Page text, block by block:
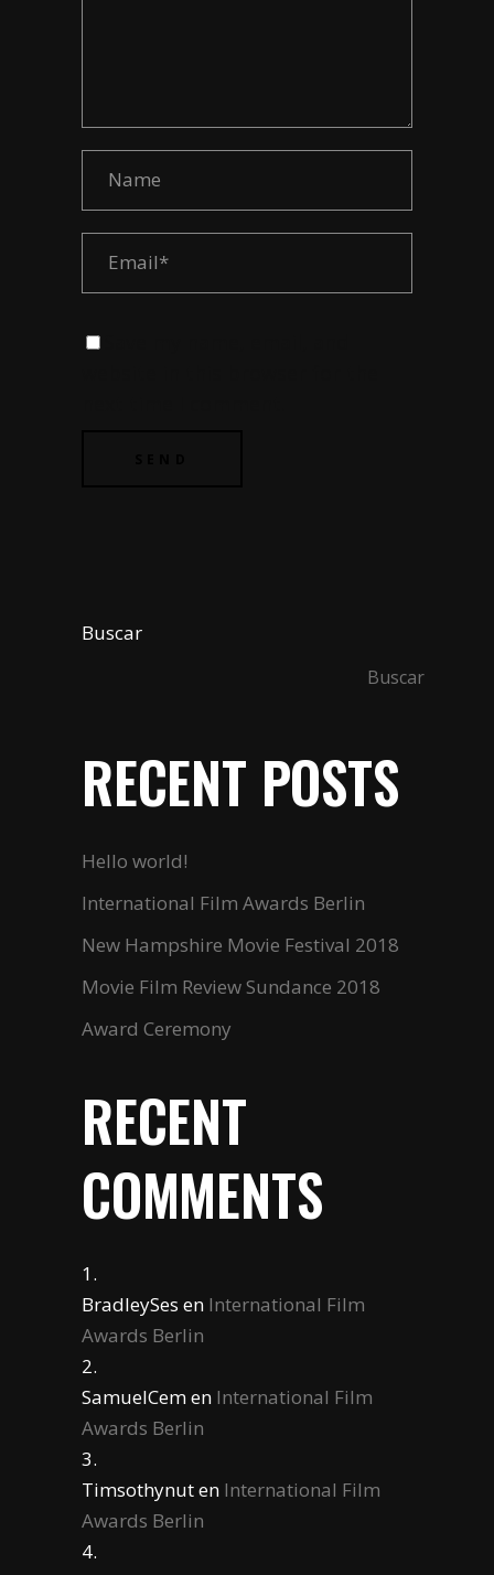
Buscar
Buscar
RECENT POSTS
Hello world!
International Film Awards Berlin
New Hampshire Movie Festival 2018
Movie Film Review Sundance 2018
Award Ceremony
RECENT
COMMENTS
BradleySes en International Film
Awards Berlin
SamuelCemen International Film
Awards Berlin
Timsothynuten International Film
Awards Berlin